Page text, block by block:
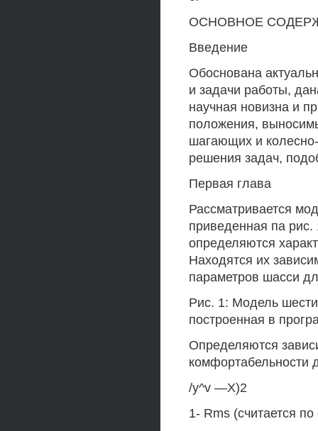
ОСНОВНОЕ
Введение
Обоснована
и задачи работы,
научная новизна и
положения,
шагающих и
решения задач,
Первая глава
Рассматривается
приведенная па рис.
определяются
Находятся их
параметров шасси
Рис. 1: Модель
построенная в
Определяются
комфортабельности
/y^v —X)2
1- Rms (считается